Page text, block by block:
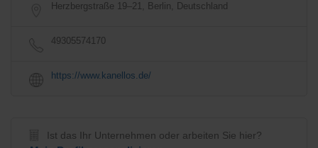
Herzbergstraße 19–21, Berlin, Deutschland
49305574170
https://www.kanellos.de/
Ist das Ihr Unternehmen oder arbeiten Sie hier?